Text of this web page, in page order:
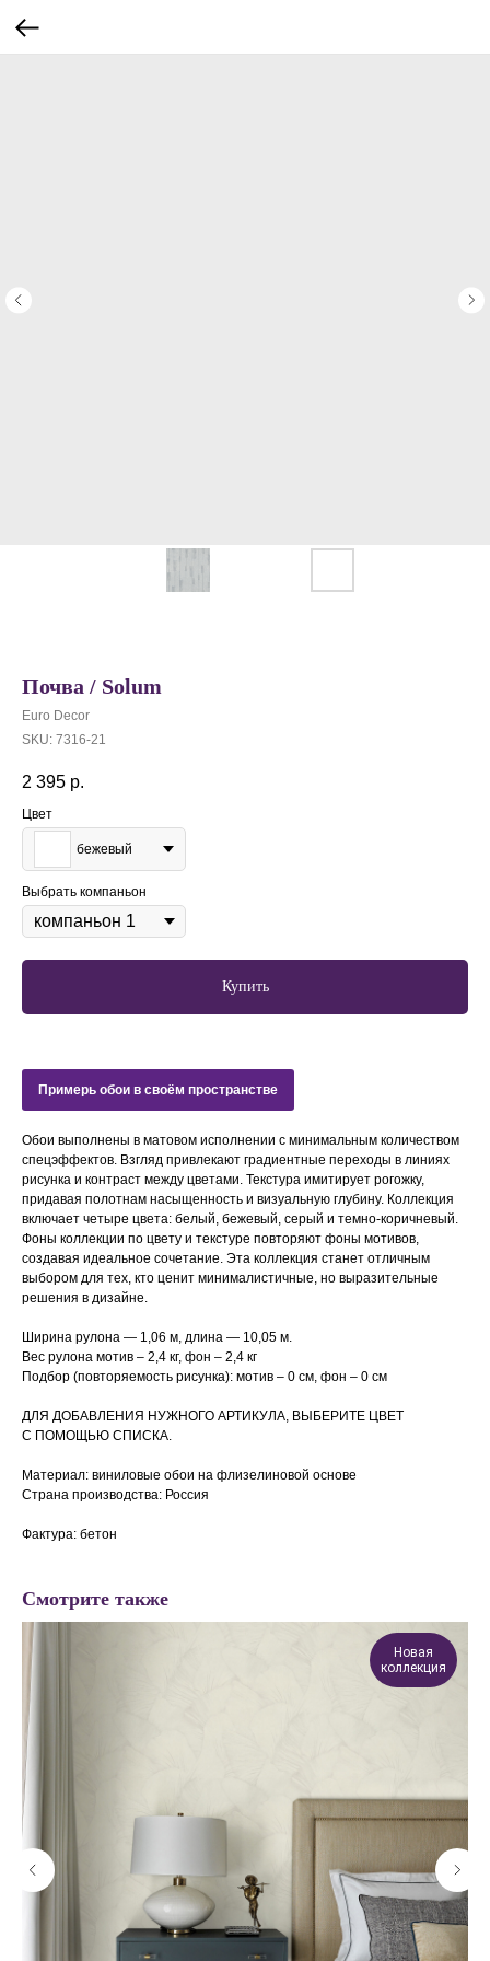
Почва / Solum
Euro Decor
SKU: 7316-21
2 395 р.
Цвет
бежевый
Выбрать компаньон
Купить
Примерь обои в своём пространстве
Обои выполнены в матовом исполнении с минимальным количеством
спецэффектов. Взгляд привлекают градиентные переходы в линиях
рисунка и контраст между цветами. Текстура имитирует рогожку,
придавая полотнам насыщенность и визуальную глубину. Коллекция
включает четыре цвета: белый, бежевый, серый и темно-коричневый.
Фоны коллекции по цвету и текстуре повторяют фоны мотивов,
создавая идеальное сочетание. Эта коллекция станет отличным
выбором для тех, кто ценит минималистичные, но выразительные
решения в дизайне.
Ширина рулона — 1,06 м, длина — 10,05 м.
Вес рулона мотив – 2,4 кг, фон – 2,4 кг
Подбор (повторяемость рисунка): мотив – 0 см, фон – 0 см
ДЛЯ ДОБАВЛЕНИЯ НУЖНОГО АРТИКУЛА, ВЫБЕРИТЕ ЦВЕТ
С ПОМОЩЬЮ СПИСКА.
Материал: виниловые обои на флизелиновой основе
Страна производства: Россия
Фактура: бетон
Смотрите также
Новая
коллекция